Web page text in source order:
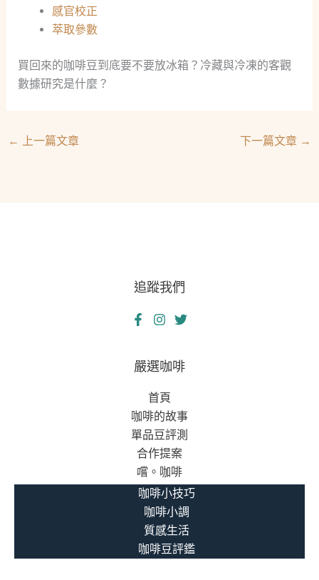
感官校正
萃取參數
買回來的咖啡豆到底要不要放冰箱？冷藏與冷凍的客觀
數據研究是什麼？
← 上一篇文章 下一篇文章 →
追蹤我們
嚴選咖啡
首頁
咖啡的故事
單品豆評測
合作提案
嚐。咖啡
咖啡小技巧
咖啡小調
質感生活
咖啡豆評鑑